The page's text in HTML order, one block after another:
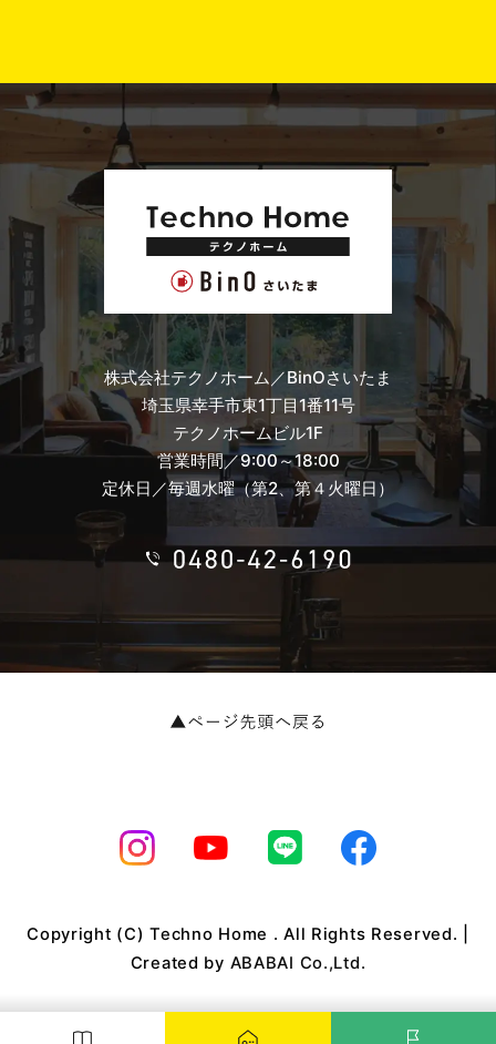
株式会社テクノホーム／BinOさいたま
埼玉県幸手市東1丁目1番11号
テクノホームビル1F
営業時間／9:00～18:00
定休日／毎週水曜（第2、第４火曜日）
Copyright (C) Techno Home . All Rights Reserved. |
Created by ABABAI Co.,Ltd.